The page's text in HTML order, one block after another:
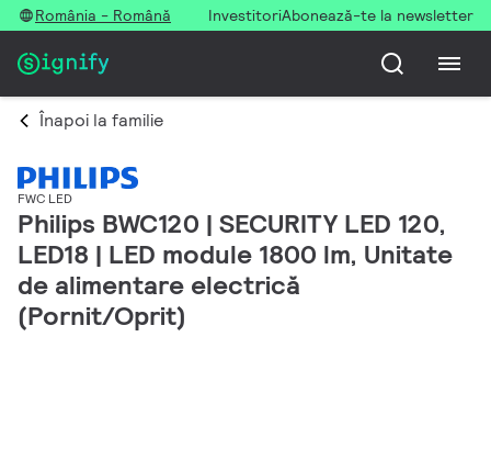
România - Română InvestitoriAbonează-te la newsletter
Înapoi la familie
FWC LED
Philips BWC120 | SECURITY LED 120,
LED18 | LED module 1800 lm, Unitate
de alimentare electrică
(Pornit/Oprit)